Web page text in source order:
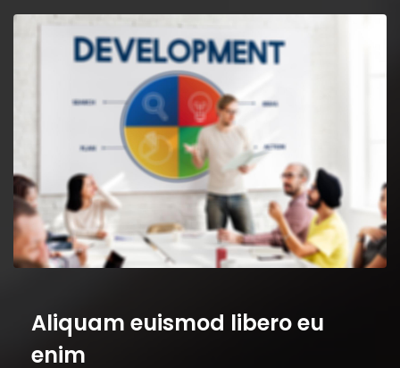
Aliquam euismod libero eu
enim